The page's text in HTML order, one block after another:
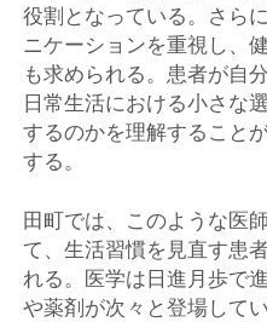
役割となっている。さら
ニケーションを重視し、
も求められる。患者が自
日常生活における小さな
するのかを理解すること
する。
田町では、このような医
て、生活習慣を見直す患
れる。医学は日進月歩で
や薬剤が次々と登場して